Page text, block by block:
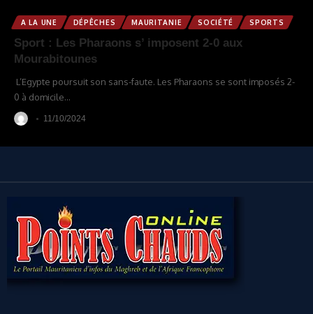
A LA UNE DÉPÊCHES MAURITANIE SOCIÉTÉ SPORTS
Sport : Les Pharaons s’ imposent 2-0 aux
Mourabitounes
L’Egypte poursuit son sans-faute. Les Pharaons se sont imposés 2-
0 à domicile…
11/10/2024